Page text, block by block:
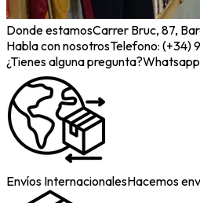
Donde estamosCarrer Bruc, 87,
Habla con nosotrosTelefono: (+34)
¿Tienes alguna pregunta?
Envíos InternacionalesHacemos